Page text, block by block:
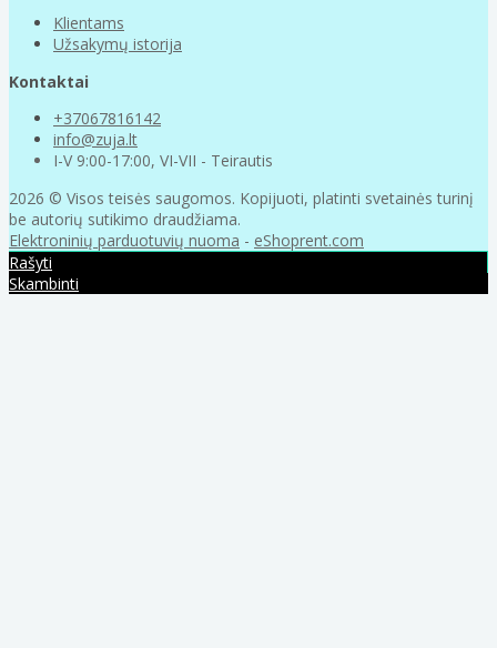
Klientams
Užsakymų istorija
Kontaktai
+37067816142
info@zuja.lt
I-V 9:00-17:00, VI-VII - Teirautis
2026 © Visos teisės saugomos. Kopijuoti, platinti svetainės turinį
be autorių sutikimo draudžiama.
Elektroninių parduotuvių nuoma - eShoprent.com
Rašyti
Skambinti